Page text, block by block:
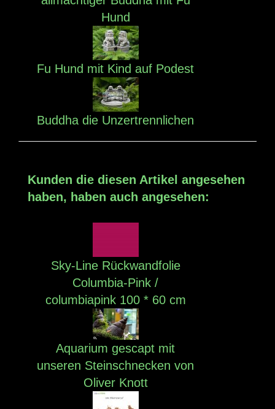
Hund
Fu Hund mit Kind auf Podest
Buddha die Unzertrennlichen
Kunden die diesen Artikel angesehen
haben, haben auch angesehen:
Sky-Line Rückwandfolie
Columbia-Pink /
columbiapink 100 * 60 cm
Aquarium gescapt mit
unseren Steinschnecken von
Oliver Knott